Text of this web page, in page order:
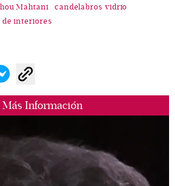
Más Información
Mahtani
candelabros vidrio
de interiores